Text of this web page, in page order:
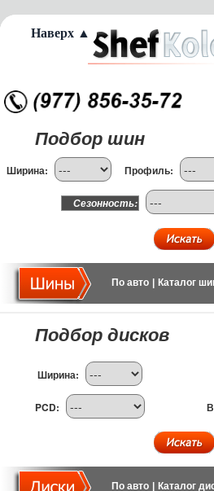
Подбор шин
Ширина: Профиль:
Сезонность:
По авто Каталог
Подбор дисков
Ширина:
PCD:
По авто Каталог
Наверх ▲